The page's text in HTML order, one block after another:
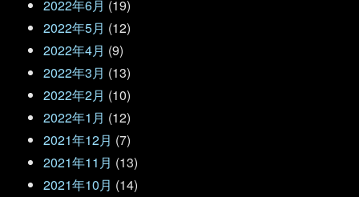
2022年6月 (19)
2022年5月 (12)
2022年4月 (9)
2022年3月 (13)
2022年2月 (10)
2022年1月 (12)
2021年12月 (7)
2021年11月 (13)
2021年10月 (14)